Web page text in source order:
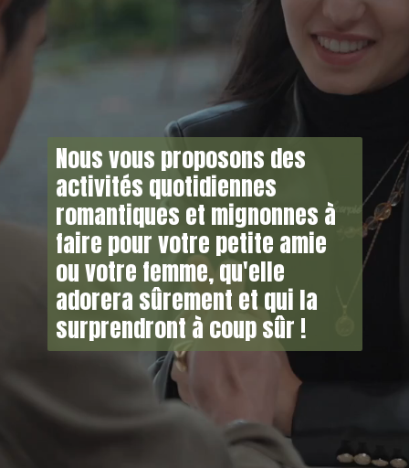
Nous vous proposons des
activités quotidiennes
romantiques et mignonnes à
faire pour votre petite amie
ou votre femme, qu'elle
adorera sûrement et qui la
surprendront à coup sûr !